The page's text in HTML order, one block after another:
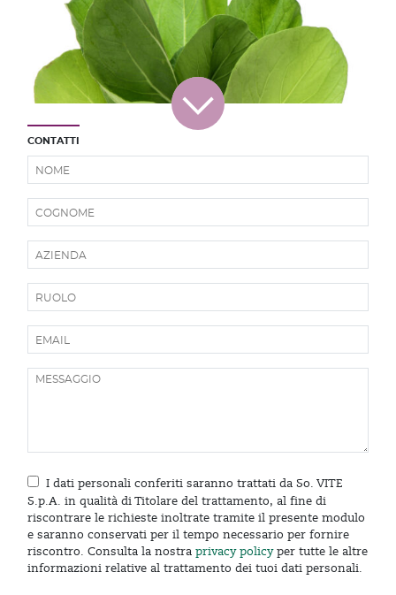
CONTATTI
I dati personali conferiti saranno trattati da So. VITE
S.p.A. in qualità di Titolare del trattamento, al fine di
riscontrare le richieste inoltrate tramite il presente modulo
e saranno conservati per il tempo necessario per fornire
riscontro. Consulta la nostra privacy policyper tutte le altre
informazioni relative al trattamento dei tuoi dati personali.